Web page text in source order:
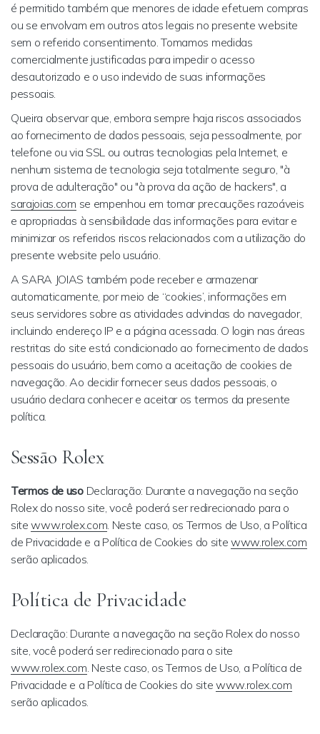
é permitido também que menores de idade efetuem compras
ou se envolvam em outros atos legais no presente website
sem o referido consentimento. Tomamos medidas
comercialmente justificadas para impedir o acesso
desautorizado e o uso indevido de suas informações
pessoais.
Queira observar que, embora sempre haja riscos associados
ao fornecimento de dados pessoais, seja pessoalmente, por
telefone ou via SSL ou outras tecnologias pela Internet, e
nenhum sistema de tecnologia seja totalmente seguro, "à
prova de adulteração" ou "à prova da ação de hackers", a
sarajoias.com se empenhou em tomar precauções razoáveis
e apropriadas à sensibilidade das informações para evitar e
minimizar os referidos riscos relacionados com a utilização do
presente website pelo usuário.
A SARA JOIAS também pode receber e armazenar
automaticamente, por meio de “cookies’, informações em
seus servidores sobre as atividades advindas do navegador,
incluindo endereço IP e a página acessada. O login nas áreas
restritas do site está condicionado ao fornecimento de dados
pessoais do usuário, bem como a aceitação de cookies de
navegação. Ao decidir fornecer seus dados pessoais, o
usuário declara conhecer e aceitar os termos da presente
política.
Sessão Rolex
Termos de usoDeclaração: Durante a navegação na seção
Rolex do nosso site, você poderá ser redirecionado para o
sitewww.rolex.com. Neste caso, os Termos de Uso, a Política
de Privacidade e a Política de Cookies do site www.rolex.com
serão aplicados.
Política de Privacidade
Declaração: Durante a navegação na seção Rolex do nosso
site, você poderá ser redirecionado para o site
www.rolex.com. Neste caso, os Termos de Uso, a Política de
Privacidade e a Política de Cookies do site www.rolex.com
serão aplicados.